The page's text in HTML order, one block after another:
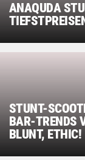
ANAQUDA
STUNT-
BAR-TRENDS
BLUNT, ETHIC!